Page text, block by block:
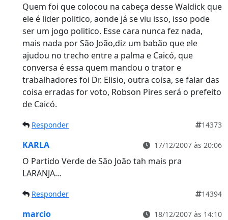
Quem foi que colocou na cabeça desse Waldick que
ele é lider politico, aonde já se viu isso, isso pode
ser um jogo politico. Esse cara nunca fez nada,
mais nada por São João,diz um babão que ele
ajudou no trecho entre a palma e Caicó, que
conversa é essa quem mandou o trator e
trabalhadores foi Dr. Elisio, outra coisa, se falar das
coisa erradas for voto, Robson Pires será o prefeito
de Caicó.
Responder 14373
KARLA 17/12/2007 às 20:06
O Partido Verde de São João tah mais pra
LARANJA…
Responder 14394
marcio 18/12/2007 às 14:10